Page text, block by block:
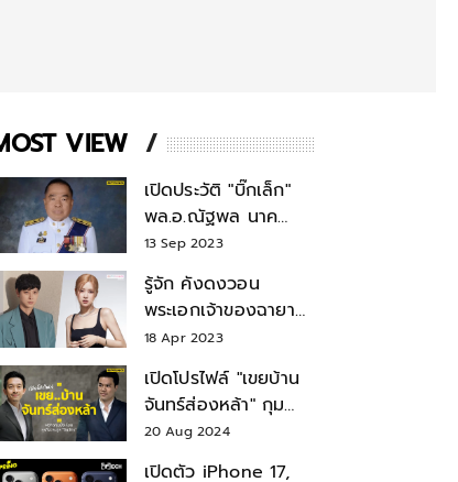
VIEW
เปิดประวัติ "บิ๊กเล็ก"
พล.อ.ณัฐพล นาค
พาณิชย์ จากเลขาฯ
สมช.-เลขาฯ
รมว.กลาโหม
13 Sep 2023
รู้จัก คังดงวอน
พระเอกเจ้าของฉายา
สมบัติแห่งชาติ หลังมี
18 Apr 2023
เปิดโปรไฟล์ "เขยบ้าน
จันทร์ส่องหล้า" กุม
บังเหียนธุรกิจตระกูล
"ชินวัตร"
20 Aug 2024
เปิดตัว iPhone 17,